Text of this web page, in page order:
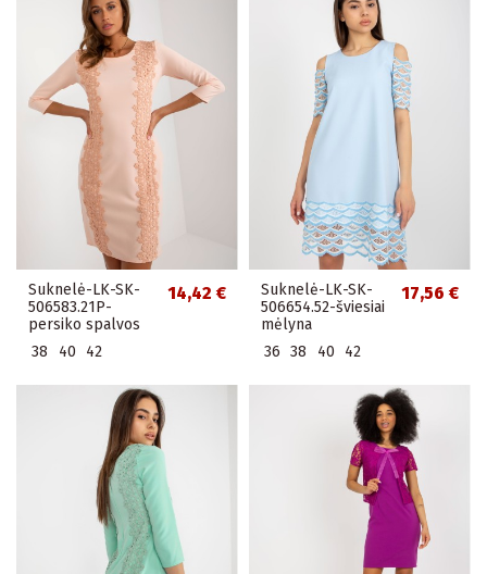
Suknelė-LK-SK-
506583.21P-
persiko spalvos
14,42 €
38 40 42
Suknelė-LK-SK-
506654.52-šviesiai
mėlyna
17,56 €
36 38 40 42